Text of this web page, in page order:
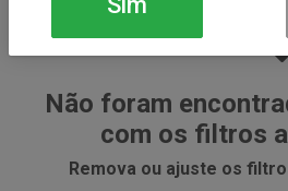
Não foram
com os filtros
Remova ou ajuste os